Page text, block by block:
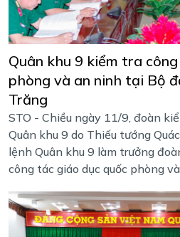
Quân khu 9 kiểm tra
phòng và an ninh tại Bộ
Trăng
STO - Chiều ngày 11/9, đoàn
Quân khu 9 do Thiếu tướng
lệnh Quân khu 9 làm trưởng
công tác giáo dục quốc phòng